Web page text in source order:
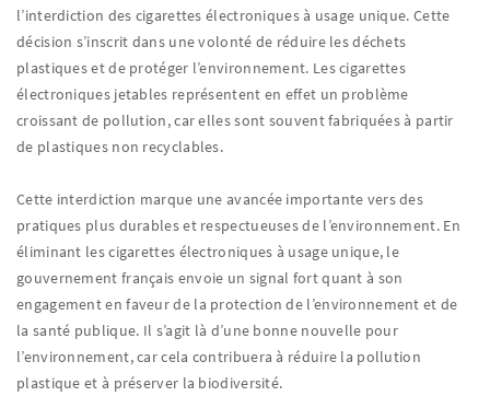
l’interdiction des cigarettes électroniques à usage unique. Cette
décision s’inscrit dans une volonté de réduire les déchets
plastiques et de protéger l’environnement. Les cigarettes
électroniques jetables représentent en effet un problème
croissant de pollution, car elles sont souvent fabriquées à partir
de plastiques non recyclables.
Cette interdiction marque une avancée importante vers des
pratiques plus durables et respectueuses de l’environnement. En
éliminant les cigarettes électroniques à usage unique, le
gouvernement français envoie un signal fort quant à son
engagement en faveur de la protection de l’environnement et de
la santé publique. Il s’agit là d’une bonne nouvelle pour
l’environnement, car cela contribuera à réduire la pollution
plastique et à préserver la biodiversité.